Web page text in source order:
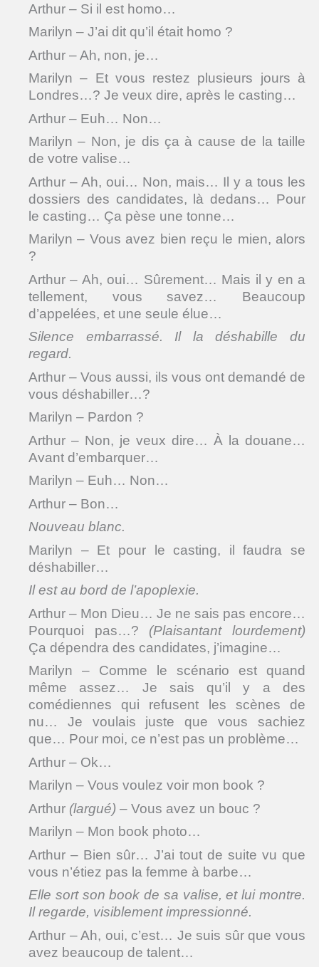
Arthur – Si il est homo…
Marilyn – J’ai dit qu’il était homo ?
Arthur – Ah, non, je…
Marilyn – Et vous restez plusieurs jours à
Londres…? Je veux dire, après le casting…
Arthur – Euh… Non…
Marilyn – Non, je dis ça à cause de la taille
de votre valise…
Arthur – Ah, oui… Non, mais… Il y a tous les
dossiers des candidates, là dedans… Pour
le casting… Ça pèse une tonne…
Marilyn – Vous avez bien reçu le mien, alors
?
Arthur – Ah, oui… Sûrement… Mais il y en a
tellement, vous savez… Beaucoup
d’appelées, et une seule élue…
Silence embarrassé. Il la déshabille du
regard.
Arthur – Vous aussi, ils vous ont demandé de
vous déshabiller…?
Marilyn – Pardon ?
Arthur – Non, je veux dire… À la douane…
Avant d’embarquer…
Marilyn – Euh… Non…
Arthur – Bon…
Nouveau blanc.
Marilyn – Et pour le casting, il faudra se
déshabiller…
Il est au bord de l’apoplexie.
Arthur – Mon Dieu… Je ne sais pas encore…
Pourquoi pas…? (Plaisantant lourdement)
Ça dépendra des candidates, j’imagine…
Marilyn – Comme le scénario est quand
même assez… Je sais qu’il y a des
comédiennes qui refusent les scènes de
nu… Je voulais juste que vous sachiez
que… Pour moi, ce n’est pas un problème…
Arthur – Ok…
Marilyn – Vous voulez voir mon book ?
Arthur (largué) – Vous avez un bouc ?
Marilyn – Mon book photo…
Arthur – Bien sûr… J’ai tout de suite vu que
vous n’étiez pas la femme à barbe…
Elle sort son book de sa valise, et lui montre.
Il regarde, visiblement impressionné.
Arthur – Ah, oui, c’est… Je suis sûr que vous
avez beaucoup de talent…